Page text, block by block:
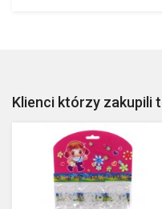
Klienci którzy zakupili